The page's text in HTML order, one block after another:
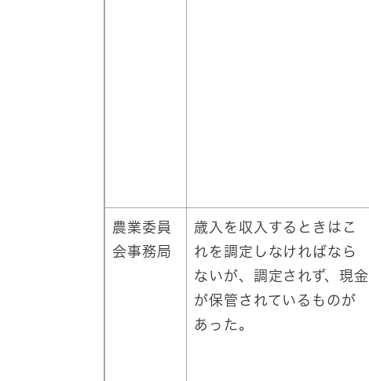
農業委員
会事務局
歳入を収入するときはこ
れを調定しなければなら
ないが、調定されず、現金
が保管されているものが
あった。